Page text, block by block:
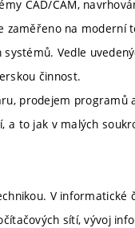
CAD/CAM,
zaměřeno na moderní
Vedle
činnost.
prodejem programů
a to jak v malých
V informatické
sítí, vývoj